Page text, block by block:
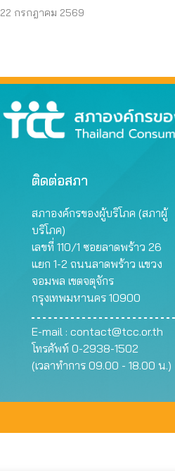
22 กรกฎาคม 2569
ติดต่อสภา
สภาองค์กรของผู้บริโภค (สภาผู้
บริโภค)
เลขที่ 110/1 ซอยลาดพร้าว 26
แยก 1-2 ถนนลาดพร้าว แขวง
จอมพล เขตจตุจักร
กรุงเทพมหานคร 10900
E-mail : contact@tcc.or.th
โทรศัพท์ 0-2938-1502
(เวลาทำการ 09.00 - 18.00 น.)